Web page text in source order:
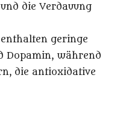
die Verdauung
geringe
Dopamin, während
die antioxidative